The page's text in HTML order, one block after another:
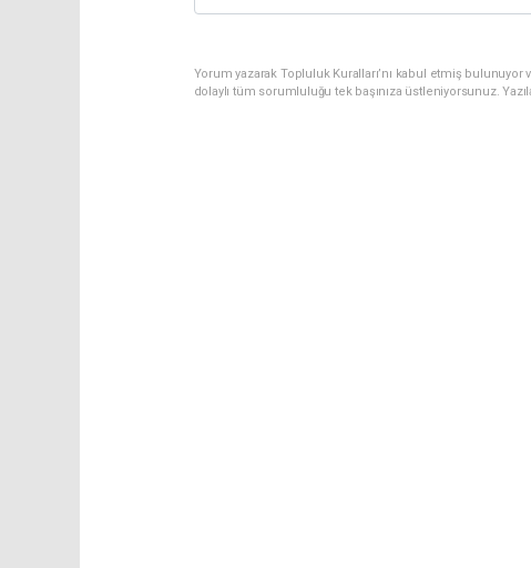
Yorum yazarak Topluluk Kuralları’nı kabul etmiş
dolaylı tüm sorumluluğu tek başınıza üstleniyorsunuz.